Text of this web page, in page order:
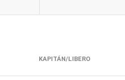
KAPITÁN/LIBERO